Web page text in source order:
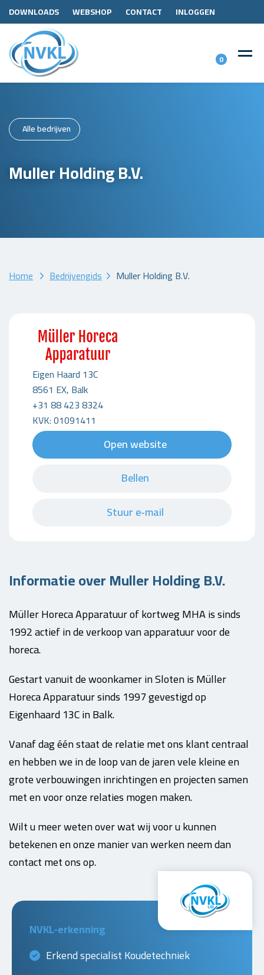
DOWNLOADS WEBSHOP CONTACT INLOGGEN
0
Alle bedrijven
Muller Holding B.V.
Home Bedrijvengids Muller Holding B.V.
Eigen Haard 13C
8561 EX, Balk
+31 88 423 8324
KVK: 01091411
Open website
Bellen
Stuur e-mail
Informatie over Muller Holding B.V.
Müller Horeca Apparatuur of kortweg MHA is sinds
1992 actief in de verkoop van apparatuur voor de
horeca.
Gestart vanuit de woonkamer in Sloten is Müller
Horeca Apparatuur sinds 1997 gevestigd op
Eigenhaard 13C in Balk.
Vanaf dag één staat de relatie met ons klant centraal
en hebben we in de loop van de jaren vele kleine en
grote verbouwingen inrichtingen en projecten samen
met en voor onze relaties mogen maken.
Wilt u meer weten over wat wij voor u kunnen
betekenen en onze manier van werken neem dan
contact met ons op.
NVKL-erkenning
Erkend specialist Koudetechniek